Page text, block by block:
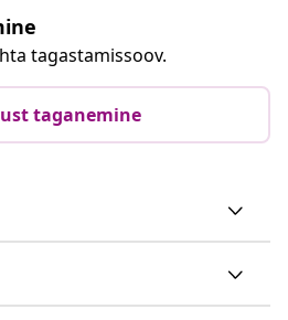
tagastamissoov.
taganemine